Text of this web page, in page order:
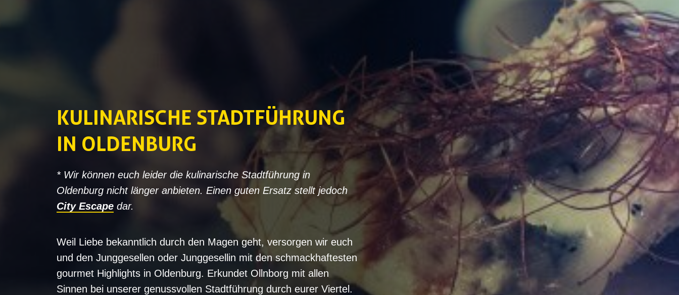
KULINARISCHE STADTFÜHRUNG
IN OLDENBURG
* Wir können euch leider die kulinarische Stadtführung in
Oldenburg nicht länger anbieten. Einen guten Ersatz stellt jedoch
City Escape dar.
Weil Liebe bekanntlich durch den Magen geht, versorgen wir euch
und den Junggesellen oder Junggesellin mit den schmackhaftesten
gourmet Highlights in Oldenburg. Erkundet Ollnborg mit allen
Sinnen bei unserer genussvollen Stadtführung durch eurer Viertel.